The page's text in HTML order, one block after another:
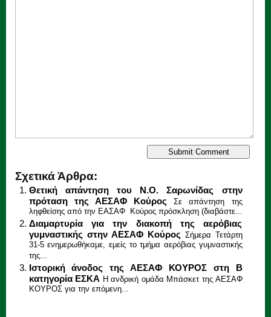
Σχετικά Άρθρα:
Θετική απάντηση του Ν.Ο. Σαρωνίδας στην
πρόταση της ΑΕΣΑΦ Κούρος
Σε απάντηση της
ληφθείσης από την ΕΑΣΑΦ Κούρος πρόσκληση (διαβάστε...
Διαμαρτυρία για την διακοπή της αερόβιας
γυμναστικής στην ΑΕΣΑΦ Κούρος Σήμερα Τετάρτη
31-5 ενημερωθήκαμε, εμείς το τμήμα αερόβιας γυμναστικής
της...
Ιστορική άνοδος της ΑΕΣΑΦ ΚΟΥΡΟΣ στη Β
κατηγορία ΕΣΚΑ Η ανδρική ομάδα Μπάσκετ της ΑΕΣΑΦ
ΚΟΥΡΟΣ για την επόμενη...